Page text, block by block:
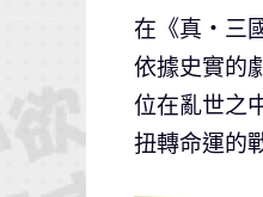
在《真・三
依據史實的
位在亂世之
扭轉命運的